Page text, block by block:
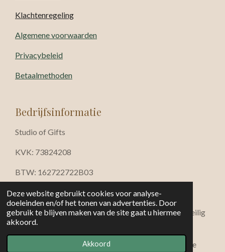
Deze website gebruikt cookies voor analyse-
doeleinden en/of het tonen van advertenties. Door
gebruik te blijven maken van de site gaat u hiermee
akkoord.
Akkoord
Klachtenregeling
Algemene voorwaarden
Privacybeleid
Betaalmethoden
Bedrijfsinformatie
Studio of Gifts
KVK: 73824208
BTW: 162722722B03
info@studioofgifts.nl
iDEAL · Bancontact · Visa · Mastercard · Klarna · Veilig
© 2026 Studio of Gifts — Rust • sfeer • verfijnde